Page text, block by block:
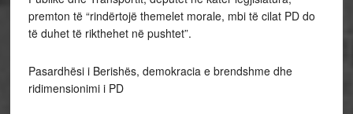
premton të “rindërtojë themelet morale, mbi të cilat PD do
të duhet të rikthehet në pushtet”.
Pasardhësi i Berishës, demokracia e brendshme dhe
ridimensionimi i PD